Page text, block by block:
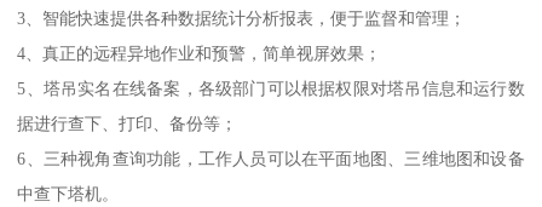
3、智能快速提供各种数据统计分析报表，便于监督和管理；
4、真正的远程异地作业和预警，简单视屏效果；
5、塔吊实名在线备案，各级部门可以根据权限对塔吊信息和运行数
据进行查下、打印、备份等；
6、三种视角查询功能，工作人员可以在平面地图、三维地图和设备
中查下塔机。